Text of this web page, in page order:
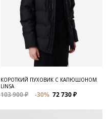
КОРОТКИЙ ПУХОВИК С КАПЮШОНОМ
LINSA
103 900 ₽ -30% 72 730 ₽